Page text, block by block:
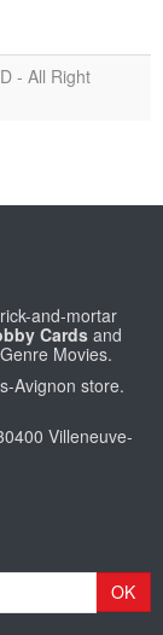
- All Right
and-mortar
Cards and
Movies.
Avignon store.
Villeneuve-
OK